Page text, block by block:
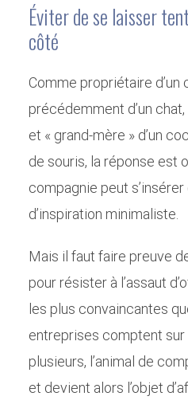
Éviter de se laisser
côté
Comme propriétaire d’un
précédemment d’un chat,
et « grand-mère » d’un
de souris, la réponse est
compagnie peut s’insérer
d’inspiration minimaliste.
Mais il faut faire preuve
pour résister à l’assaut
les plus convaincantes
entreprises comptent sur
plusieurs, l’animal de
et devient alors l’objet